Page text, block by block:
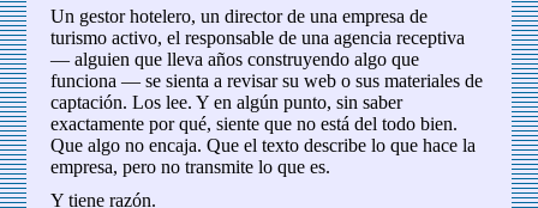
Un gestor hotelero, un director de una empresa de
turismo activo, el responsable de una agencia receptiva
— alguien que lleva años construyendo algo que
funciona — se sienta a revisar su web o sus materiales de
captación. Los lee. Y en algún punto, sin saber
exactamente por qué, siente que no está del todo bien.
Que algo no encaja. Que el texto describe lo que hace la
empresa, pero no transmite lo que es.
Y tiene razón.